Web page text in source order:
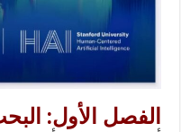
الفصل الأول: